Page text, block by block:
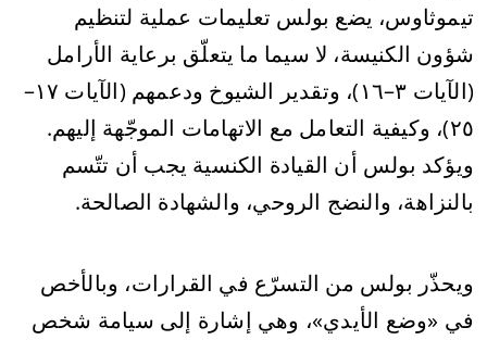
تيموثاوس، يضع بولس تعليمات عملية لتنظيم
شؤون الكنيسة، لا سيما ما يتعلّق برعاية الأرامل
(الآيات ٣–١٦)، وتقدير الشيوخ ودعمهم (الآيات ١٧–
٢٥)، وكيفية التعامل مع الاتهامات الموجّهة إليهم.
ويؤكد بولس أن القيادة الكنسية يجب أن تتّسم
بالنزاهة، والنضج الروحي، والشهادة الصالحة.
ويحذّر بولس من التسرّع في القرارات، وبالأخص
في «وضع الأيدي»، وهي إشارة إلى سيامة شخص